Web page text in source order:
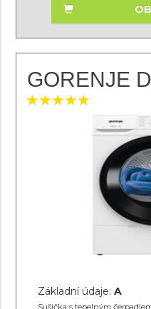
GORENJE
Základní údaje: A
Sušička s tepelným